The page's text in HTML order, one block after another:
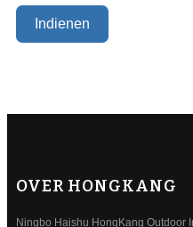
Indienen
OVER HONGKANG
Ningbo Haishu HongKang Outdoor